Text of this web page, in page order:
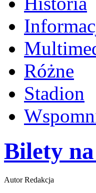
Różne
Stadion
Bilety
Autor Redakcja